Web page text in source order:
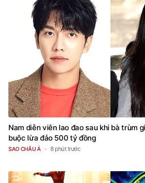
Nam diễn viên lao đao sau khi bà trùm
buộc lừa đảo 500 tỷ đồng
SAO CHÂU Á 8 phút trước